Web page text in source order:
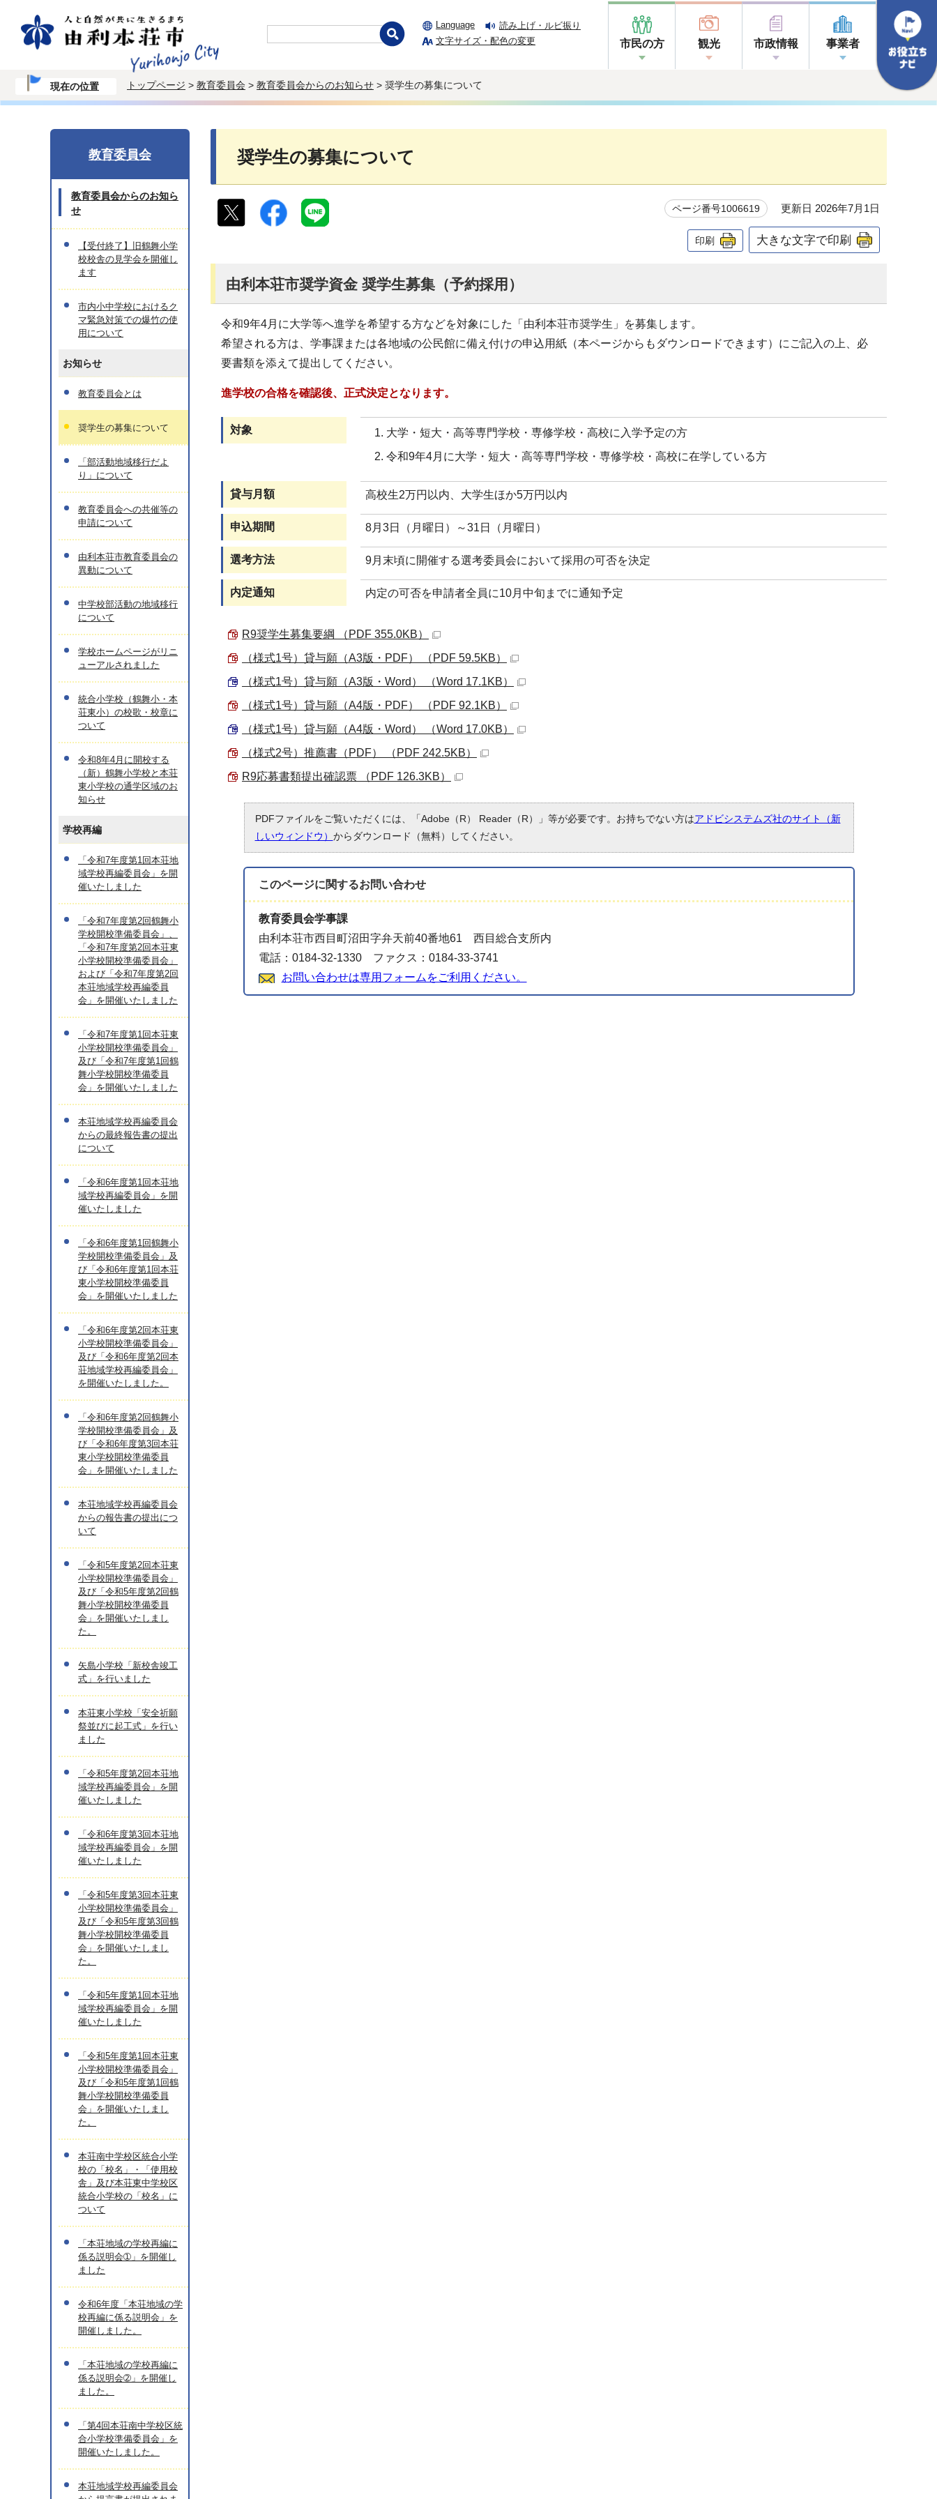
Language
読み上げ・ルビ振り
文字サイズ・配色の変更
市民の方 観光 市政情報 事業者
現在の位置 トップページ > 教育委員会 > 教育委員会からのお知らせ > 奨学生の募集について
奨学生の募集について
ページ番号1006619 更新日 2026年7月1日
印刷 大きな文字で印刷
由利本荘市奨学資金 奨学生募集（予約採用）
令和9年4月に大学等へ進学を希望する方などを対象にした「由利本荘市奨学生」を募集します。
希望される方は、学事課または各地域の公民館に備え付けの申込用紙（本ページからもダウンロードできます）にご記入の上、必
要書類を添えて提出してください。
進学校の合格を確認後、正式決定となります。
対象
大学・短大・高等専門学校・専修学校・高校に入学予定の方
令和9年4月に大学・短大・高等専門学校・専修学校・高校に在学している方
貸与月額 高校生2万円以内、大学生ほか5万円以内
申込期間 8月3日（月曜日）～31日（月曜日）
選考方法 9月末頃に開催する選考委員会において採用の可否を決定
内定通知 内定の可否を申請者全員に10月中旬までに通知予定
R9奨学生募集要綱 （PDF 355.0KB）
（様式1号）貸与願（A3版・PDF） （PDF 59.5KB）
（様式1号）貸与願（A3版・Word） （Word 17.1KB）
（様式1号）貸与願（A4版・PDF） （PDF 92.1KB）
（様式1号）貸与願（A4版・Word） （Word 17.0KB）
（様式2号）推薦書（PDF） （PDF 242.5KB）
R9応募書類提出確認票 （PDF 126.3KB）
PDFファイルをご覧いただくには、「Adobe（R） Reader（R）」等が必要です。お持ちでない方はアドビシステムズ社のサイト（新
しいウィンドウ） からダウンロード（無料）してください。
このページに関するお問い合わせ
教育委員会学事課
由利本荘市西目町沼田字弁天前40番地61 西目総合支所内
電話：0184-32-1330 ファクス：0184-33-3741
お問い合わせは専用フォームをご利用ください。
教育委員会
教育委員会からのお知ら
せ
【受付終了】旧鶴舞小学
校校舎の見学会を開催し
ます
市内小中学校におけるク
マ緊急対策での爆竹の使
用について
お知らせ
教育委員会とは
奨学生の募集について
「部活動地域移行だよ
り」について
教育委員会への共催等の
申請について
由利本荘市教育委員会の
異動について
中学校部活動の地域移行
について
学校ホームページがリニ
ューアルされました
統合小学校（鶴舞小・本
荘東小）の校歌・校章に
ついて
令和8年4月に開校する
（新）鶴舞小学校と本荘
東小学校の通学区域のお
知らせ
学校再編
「令和7年度第1回本荘地
域学校再編委員会」を開
催いたしました
「令和7年度第2回鶴舞小
学校開校準備委員会」、
「令和7年度第2回本荘東
小学校開校準備委員会」
および「令和7年度第2回
本荘地域学校再編委員
会」を開催いたしました
「令和7年度第1回本荘東
小学校開校準備委員会」
及び「令和7年度第1回鶴
舞小学校開校準備委員
会」を開催いたしました
本荘地域学校再編委員会
からの最終報告書の提出
について
「令和6年度第1回本荘地
域学校再編委員会」を開
催いたしました
「令和6年度第1回鶴舞小
学校開校準備委員会」及
び「令和6年度第1回本荘
東小学校開校準備委員
会」を開催いたしました
「令和6年度第2回本荘東
小学校開校準備委員会」
及び「令和6年度第2回本
荘地域学校再編委員会」
を開催いたしました。
「令和6年度第2回鶴舞小
学校開校準備委員会」及
び「令和6年度第3回本荘
東小学校開校準備委員
会」を開催いたしました
本荘地域学校再編委員会
からの報告書の提出につ
いて
「令和5年度第2回本荘東
小学校開校準備委員会」
及び「令和5年度第2回鶴
舞小学校開校準備委員
会」を開催いたしまし
た。
矢島小学校「新校舎竣工
式」を行いました
本荘東小学校「安全祈願
祭並びに起工式」を行い
ました
「令和5年度第2回本荘地
域学校再編委員会」を開
催いたしました
「令和6年度第3回本荘地
域学校再編委員会」を開
催いたしました
「令和5年度第3回本荘東
小学校開校準備委員会」
及び「令和5年度第3回鶴
舞小学校開校準備委員
会」を開催いたしまし
た。
「令和5年度第1回本荘地
域学校再編委員会」を開
催いたしました
「令和5年度第1回本荘東
小学校開校準備委員会」
及び「令和5年度第1回鶴
舞小学校開校準備委員
会」を開催いたしまし
た。
本荘南中学校区統合小学
校の「校名」・「使用校
舎」及び本荘東中学校区
統合小学校の「校名」に
ついて
「本荘地域の学校再編に
係る説明会➀」を開催し
ました
令和6年度「本荘地域の学
校再編に係る説明会」を
開催しました。
「本荘地域の学校再編に
係る説明会➁」を開催し
ました。
「第4回本荘南中学校区統
合小学校準備委員会」を
開催いたしました。
本荘地域学校再編委員会